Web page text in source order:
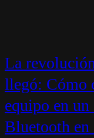
La
llegó: Cómo
equipo en
Bluetooth en